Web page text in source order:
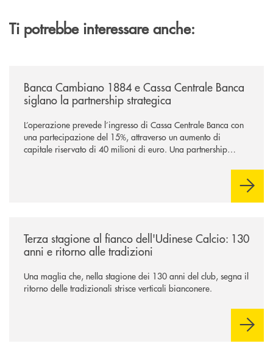
Ti potrebbe interessare anche:
Banca Cambiano 1884 e Cassa Centrale Banca
siglano la partnership strategica
L’operazione prevede l’ingresso di Cassa Centrale Banca con
una partecipazione del 15%, attraverso un aumento di
capitale riservato di 40 milioni di euro. Una partnership
comuni e sulla prossimità ai territori, per ampliare l’offerta e
Terza stagione al fianco dell'Udinese Calcio: 130
anni e ritorno alle tradizioni
Una maglia che, nella stagione dei 130 anni del club, segna il
ritorno delle tradizionali strisce verticali bianconere.